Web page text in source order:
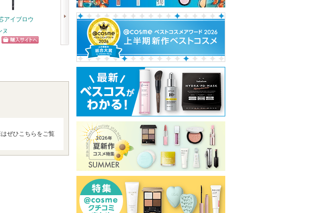
アイブロウ
ヌ
マルチファンデパフ ２Ｐ
ロージーローザ
ショッピン
グサイトへ
エッセンスインヘアミル
オルビス
ショッピン
グサイトへ
オルビス ザ クレンジン
オルビス
ショッピン
ぜひこちらをご覧